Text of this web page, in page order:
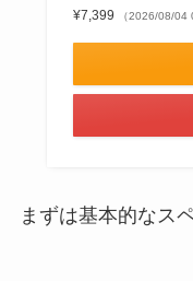
¥7,399
（2026/08/04
まずは基本的なス